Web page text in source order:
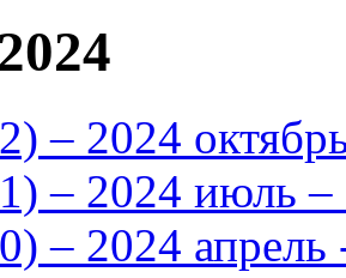
– 2024
– 2024 июль –
– 2024